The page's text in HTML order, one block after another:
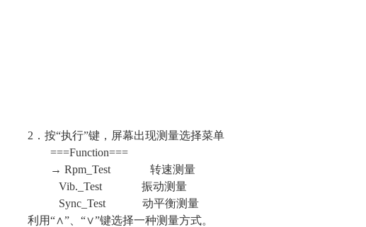
2．按“执行”键，屏幕出现测量选择菜单
===Function===
→ Rpm_Test 转速测量
Vib._Test 振动测量
Sync_Test 动平衡测量
利用“∧”、“∨”键选择一种测量方式。